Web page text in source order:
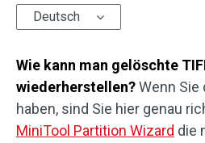
Deutsch
Wie kann man gelöschte
wiederherstellen?Wenn Sie
haben, sind Sie hier genau
MiniTool Partition Wizard die